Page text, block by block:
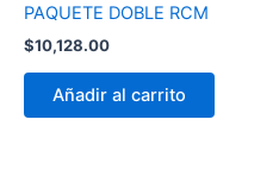
PAQUETE DOBLE RCM
$10,128.00
Añadir al carrito